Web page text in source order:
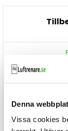
Denna
Vissa cookies